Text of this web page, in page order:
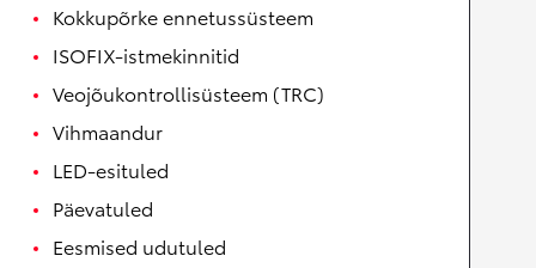
Kokkupõrke ennetussüsteem
ISOFIX-istmekinnitid
Veojõukontrollisüsteem (TRC)
Vihmaandur
LED-esituled
Päevatuled
Eesmised udutuled